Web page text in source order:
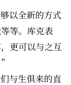
以全新的方式
等。库克表
更可以与之互
生俱来的直